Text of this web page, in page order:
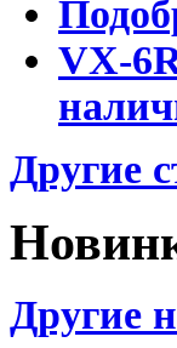
VX-
Другие
Другие